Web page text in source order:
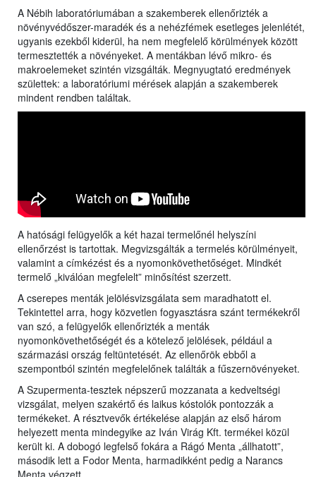
A Nébih laboratóriumában a szakemberek ellenőrizték a
növényvédőszer-maradék és a nehézfémek esetleges jelenlétét,
ugyanis ezekből kiderül, ha nem megfelelő körülmények között
termesztették a növényeket. A mentákban lévő mikro- és
makroelemeket szintén vizsgálták. Megnyugtató eredmények
születtek: a laboratóriumi mérések alapján a szakemberek
mindent rendben találtak.
A hatósági felügyelők a két hazai termelőnél helyszíni
ellenőrzést is tartottak. Megvizsgálták a termelés körülményeit,
valamint a címkézést és a nyomonkövethetőséget. Mindkét
termelő „kiválóan megfelelt” minősítést szerzett.
A cserepes menták jelölésvizsgálata sem maradhatott el.
Tekintettel arra, hogy közvetlen fogyasztásra szánt termékekről
van szó, a felügyelők ellenőrizték a menták
nyomonkövethetőségét és a kötelező jelölések, például a
származási ország feltüntetését. Az ellenőrök ebből a
szempontból szintén megfelelőnek találták a fűszernövényeket.
A Szupermenta-tesztek népszerű mozzanata a kedveltségi
vizsgálat, melyen szakértő és laikus kóstolók pontozzák a
termékeket. A résztvevők értékelése alapján az első három
helyezett menta mindegyike az Iván Virág Kft. termékei közül
került ki. A dobogó legfelső fokára a Rágó Menta „állhatott”,
második lett a Fodor Menta, harmadikként pedig a Narancs